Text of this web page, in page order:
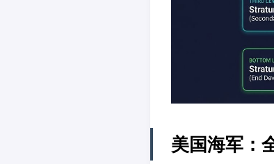
美国海军：